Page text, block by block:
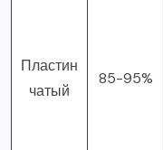
Пластин
чатый
85-95%